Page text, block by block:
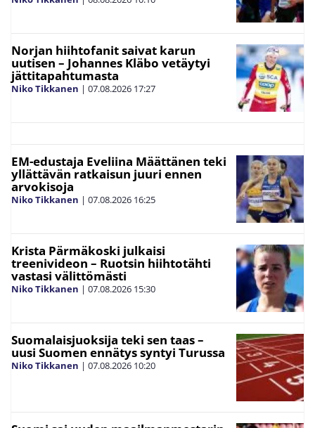
Norjan hiihtofanit saivat karun
uutisen – Johannes Kläbo vetäytyi
jättitapahtumasta
Niko Tikkanen | 07.08.2026 17:27
EM-edustaja Eveliina Määttänen teki
yllättävän ratkaisun juuri ennen
arvokisoja
Niko Tikkanen | 07.08.2026 16:25
Krista Pärmäkoski julkaisi
treenivideon – Ruotsin hiihtotähti
vastasi välittömästi
Niko Tikkanen | 07.08.2026 15:30
Suomalaisjuoksija teki sen taas –
uusi Suomen ennätys syntyi Turussa
Niko Tikkanen | 07.08.2026 10:20